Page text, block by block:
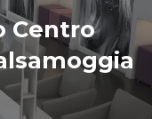
Centro